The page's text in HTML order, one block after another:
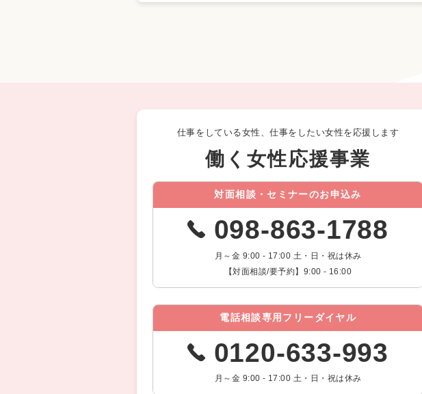
仕事をしている女性、仕事をしたい女性を応援します
働く女性応援事業
対面相談・セミナーのお申込み
098-863-1788
月～金 9:00 - 17:00 土・日・祝は休み
【対面相談/要予約】9:00 - 16:00
電話相談専用フリーダイヤル
0120-633-993
月～金 9:00 - 17:00 土・日・祝は休み